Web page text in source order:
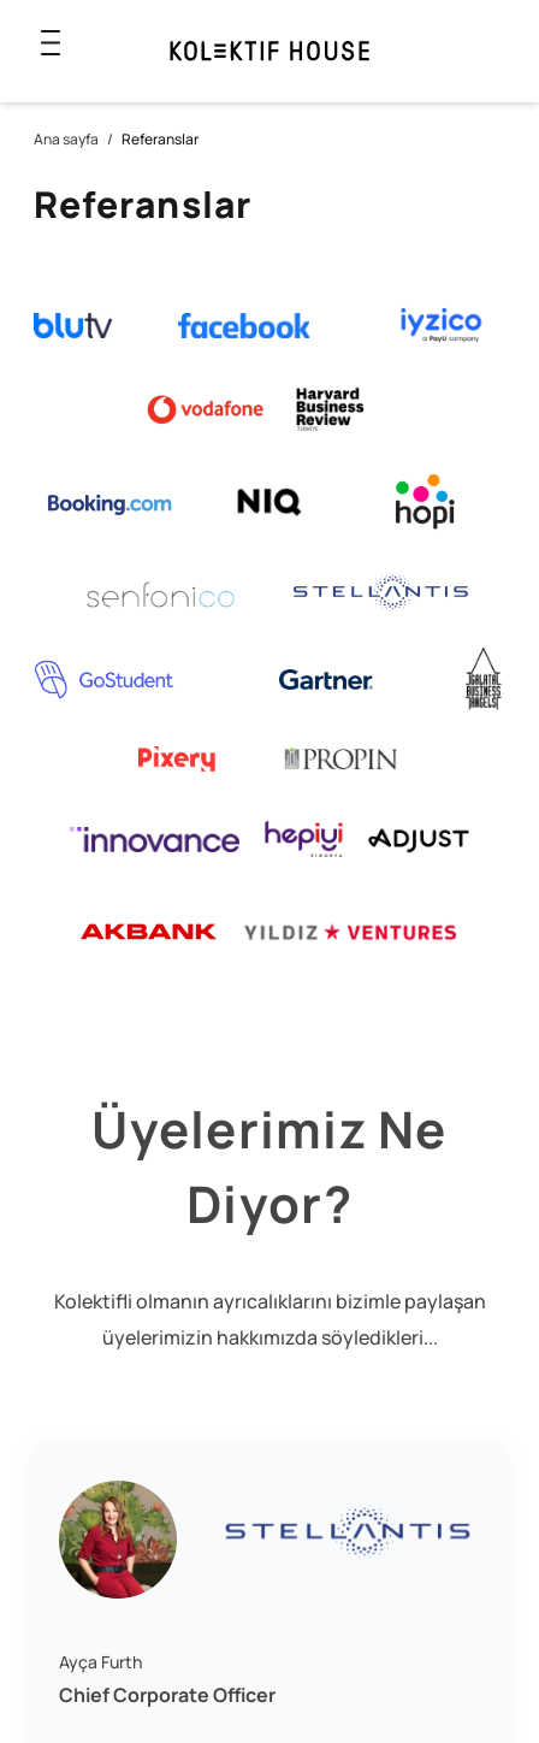
Ana sayfa / Referanslar
Referanslar
Üyelerimiz Ne
Diyor?
Kolektifli olmanın ayrıcalıklarını bizimle paylaşan
üyelerimizin hakkımızda söyledikleri...
Ayça Furth
Chief Corporate Officer